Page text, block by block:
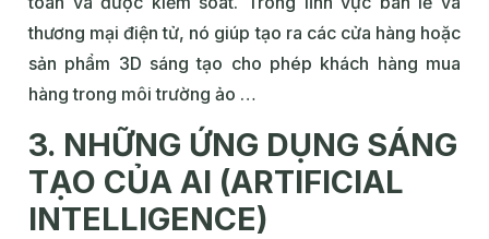
thương mại điện tử, nó giúp tạo ra các cửa hàng hoặc
sản phẩm 3D sáng tạo cho phép khách hàng mua
hàng trong môi trường ảo …
3. NHỮNG ỨNG DỤNG SÁNG
TẠO CỦA AI (ARTIFICIAL
INTELLIGENCE)